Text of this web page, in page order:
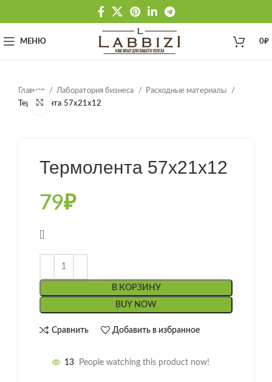
МЕНЮ 0₽
Главная Лаборатория бизнеса
Расходные материалы
Термолента 57х21х12
Нажмите, чтобы увеличить
Термолента 57х21х12
79₽
В КОРЗИНУ
BUY NOW
Сравнить Добавить в избранное
13 People watching this product now!